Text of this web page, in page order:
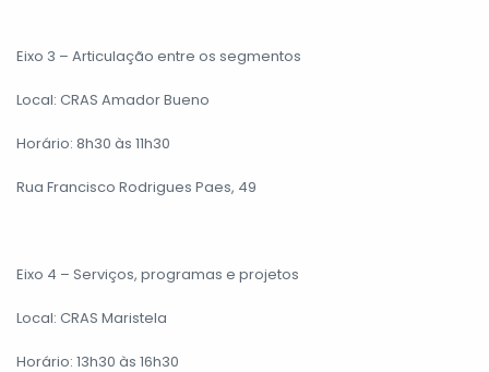
Eixo 3 – Articulação entre os segmentos
Local: CRAS Amador Bueno
Horário: 8h30 às 11h30
Rua Francisco Rodrigues Paes, 49
Eixo 4 – Serviços, programas e projetos
Local: CRAS Maristela
Horário: 13h30 às 16h30